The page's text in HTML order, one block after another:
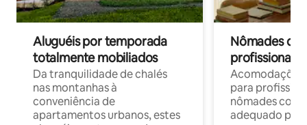
Aluguéis por temporada
totalmente mobiliados
Da tranquilidade de chalés
nas montanhas à
conveniência de
apartamentos urbanos, estes
Nômades
profissionais
para
nômades com
adequado